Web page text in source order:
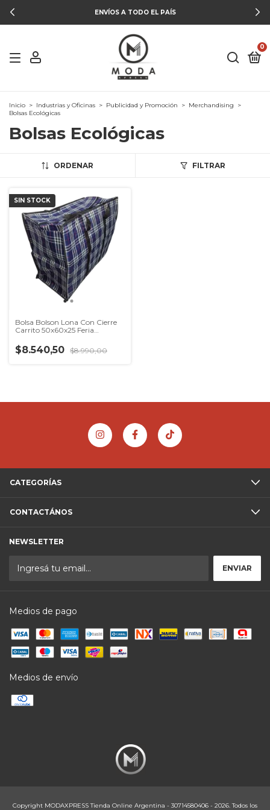
ENVÍOS A TODO EL PAÍS
0
Inicio > Industrias y Oficinas > Publicidad y Promoción > Merchandising
>
Bolsas Ecológicas
Bolsas Ecológicas
ORDENAR FILTRAR
SIN STOCK
Bolsa Bolson Lona Con Cierre
Carrito 50x60x25 Feria
$8.540,50 $8.990,00
CATEGORÍAS
CONTACTÁNOS
NEWSLETTER
Medios de pago
Medios de envío
Copyright MODAXPRESS Tienda Online Argentina - 30714580406 - 2026. Todos los